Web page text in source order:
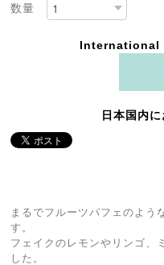
数量
International
日本国内
まるでフルーツパフェのよう
す。
フェイクのレモンやリンゴ、
した。